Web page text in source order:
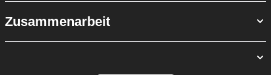
Zusammenarbeit